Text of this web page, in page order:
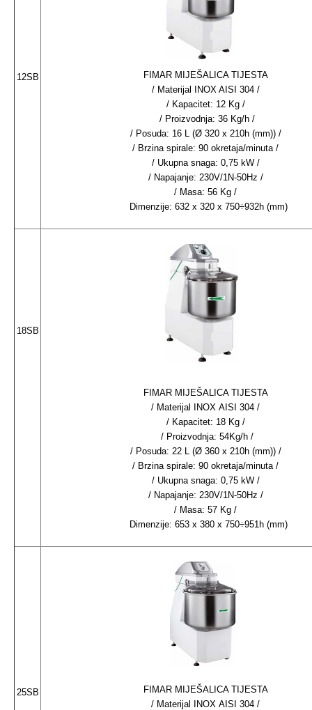
12SB
FIMAR MIJEŠALICA TIJESTA
/ Materijal INOX AISI 304 /
/ Kapacitet: 12 Kg /
/ Proizvodnja: 36 Kg/h /
/ Posuda: 16 L (Ø 320 x 210h (mm)) /
/ Brzina spirale: 90 okretaja/minuta /
/ Ukupna snaga: 0,75 kW /
/ Napajanje: 230V/1N-50Hz /
/ Masa: 56 Kg /
Dimenzije: 632 x 320 x 750÷932h (mm)
18SB
FIMAR MIJEŠALICA TIJESTA
/ Materijal INOX AISI 304 /
/ Kapacitet: 18 Kg /
/ Proizvodnja: 54Kg/h /
/ Posuda: 22 L (Ø 360 x 210h (mm)) /
/ Brzina spirale: 90 okretaja/minuta /
/ Ukupna snaga: 0,75 kW /
/ Napajanje: 230V/1N-50Hz /
/ Masa: 57 Kg /
Dimenzije: 653 x 380 x 750÷951h (mm)
25SB
FIMAR MIJEŠALICA TIJESTA
/ Materijal INOX AISI 304 /